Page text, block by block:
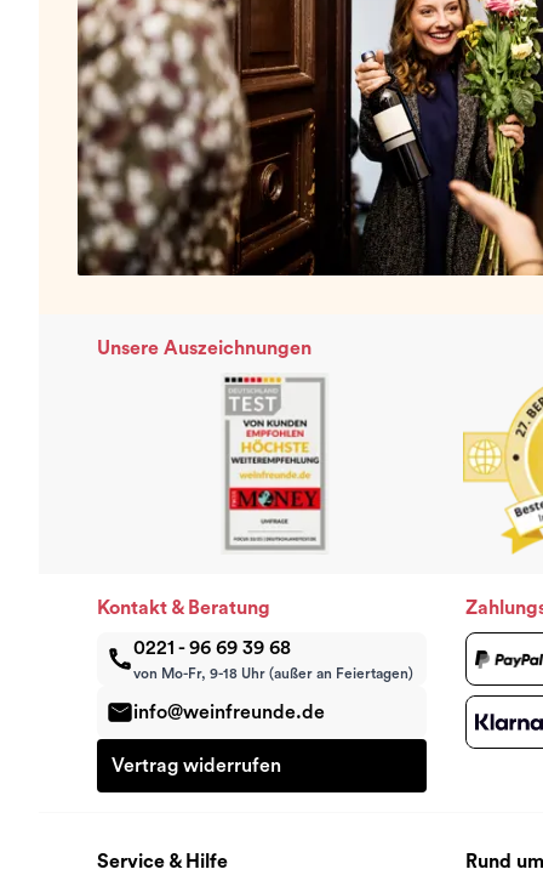
Unsere Auszeichnungen
Kontakt & Beratung
0221 - 96 69 39 68
von Mo-Fr, 9-18 Uhr (außer an Feiertagen)
info@weinfreunde.de
Vertrag widerrufen
Service & Hilfe Rund